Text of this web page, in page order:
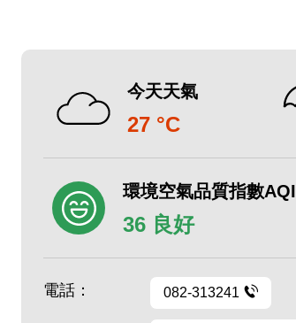
今天天氣
27 °C
環境空氣品質指數AQI
36 良好
電話： 082-313241